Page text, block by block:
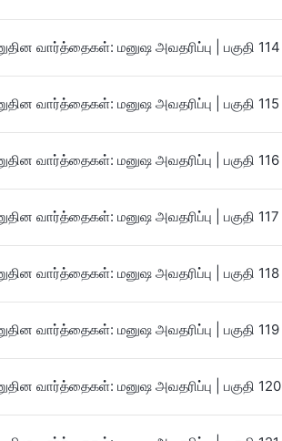
வார்த்தைகள்: மனுஷ அவதரிப்பு | பகுதி 114
வார்த்தைகள்: மனுஷ அவதரிப்பு | பகுதி 115
வார்த்தைகள்: மனுஷ அவதரிப்பு | பகுதி 116
வார்த்தைகள்: மனுஷ அவதரிப்பு | பகுதி 117
வார்த்தைகள்: மனுஷ அவதரிப்பு | பகுதி 118
வார்த்தைகள்: மனுஷ அவதரிப்பு | பகுதி 119
வார்த்தைகள்: மனுஷ அவதரிப்பு | பகுதி 120